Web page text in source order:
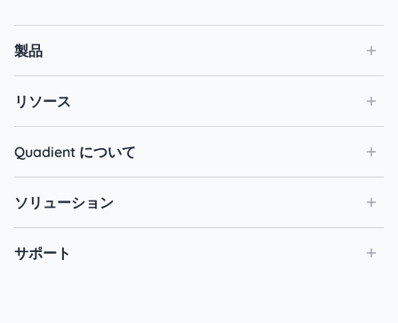
製品
リソース
Quadient について
ソリューション
サポート